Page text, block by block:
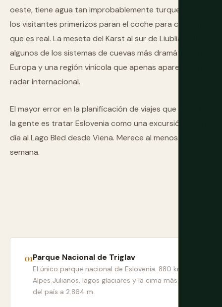
oeste, tiene agua tan improbablemente turquesa que
los visitantes primerizos paran el coche para confirmar
que es real. La meseta del Karst al sur de Liubliana tiene
algunos de los sistemas de cuevas más dramáticos de
Europa y una región vinícola que apenas aparece en el
radar internacional.
El mayor error en la planificación de viajes que comete
la gente es tratar Eslovenia como una excursión de un
día al Lago Bled desde Viena. Merece al menos una
semana.
Parque Nacional de Triglav
El único parque nacional de Eslovenia. 880 km² de
Alpes Julianos, lagos glaciares y la cima más alta
del país a 2.864 m.